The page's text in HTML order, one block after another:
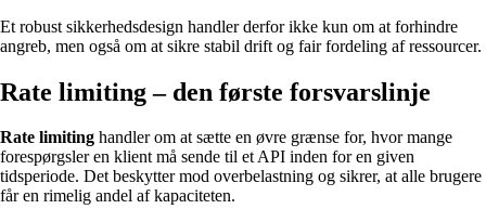
Et robust sikkerhedsdesign handler derfor ikke kun om at forhindre
angreb, men også om at sikre stabil drift og fair fordeling af ressourcer.
Rate limiting – den første forsvarslinje
Rate limiting handler om at sætte en øvre grænse for, hvor mange
forespørgsler en klient må sende til et API inden for en given
tidsperiode. Det beskytter mod overbelastning og sikrer, at alle brugere
får en rimelig andel af kapaciteten.